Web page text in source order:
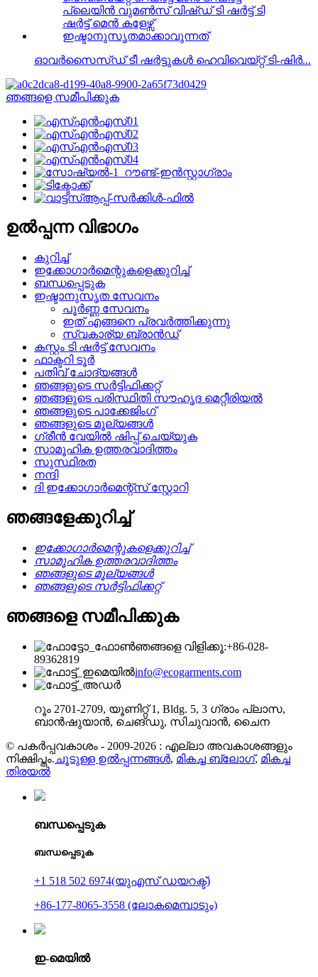
ഓവർസൈസ്ഡ് ടീ ഷർട്ടുകൾ ഹെവിവെയ്റ്റ് ടി-ഷിർ...
ഞങ്ങളെ സമീപിക്കുക
ഉൽപ്പന്ന വിഭാഗം
കുറിച്ച്
ഇക്കോഗാർമെന്റുകളെക്കുറിച്ച്
ബന്ധപ്പെടുക
ഇഷ്ടാനുസൃത സേവനം
പൂർണ്ണ സേവനം
ഇത് എങ്ങനെ പ്രവർത്തിക്കുന്നു
സ്വകാര്യ ബ്രാൻഡ്
കസ്റ്റം ടി ഷർട്ട് സേവനം
ഫാക്ടറി ടൂർ
പതിവ് ചോദ്യങ്ങൾ
ഞങ്ങളുടെ സർട്ടിഫിക്കറ്റ്
ഞങ്ങളുടെ പരിസ്ഥിതി സൗഹൃദ മെറ്റീരിയൽ
ഞങ്ങളുടെ പാക്കേജിംഗ്
ഞങ്ങളുടെ മൂല്യങ്ങൾ
ഗ്രീൻ വേയിൽ ഷിപ്പ് ചെയ്യുക
സാമൂഹിക ഉത്തരവാദിത്തം
സുസ്ഥിരത
നന്ദി
ദി ഇക്കോഗാർമെന്റ്സ് സ്റ്റോറി
ഞങ്ങളേക്കുറിച്ച്
ഇക്കോഗാർമെന്റുകളെക്കുറിച്ച്
സാമൂഹിക ഉത്തരവാദിത്തം
ഞങ്ങളുടെ മൂല്യങ്ങൾ
ഞങ്ങളുടെ സർട്ടിഫിക്കറ്റ്
ഞങ്ങളെ സമീപിക്കുക
ഞങ്ങളെ വിളിക്കൂ:+86-028-
89362819
info@ecogarments.com
റൂം 2701-2709, യൂണിറ്റ് 1, Bldg. 5, 3 ഗ്രാം പ്ലാസ,
ബാൻഷുയാൻ, ചെങ്‌ഡു, സിചുവാൻ, ചൈന
© പകർപ്പവകാശം - 2009-2026 : എല്ലാ അവകാശങ്ങളും
നിക്ഷിപ്തം. ചൂടുള്ള ഉൽപ്പന്നങ്ങൾ, മികച്ച ബ്ലോഗ്, മികച്ച
തിരയൽ
ബന്ധപ്പെടുക
ബന്ധപ്പെടുക
+1 518 502 6974(യുഎസ് ഡയറക്ട്)
+86-177-8065-3558 (ലോകമെമ്പാടും)
ഇ-മെയിൽ